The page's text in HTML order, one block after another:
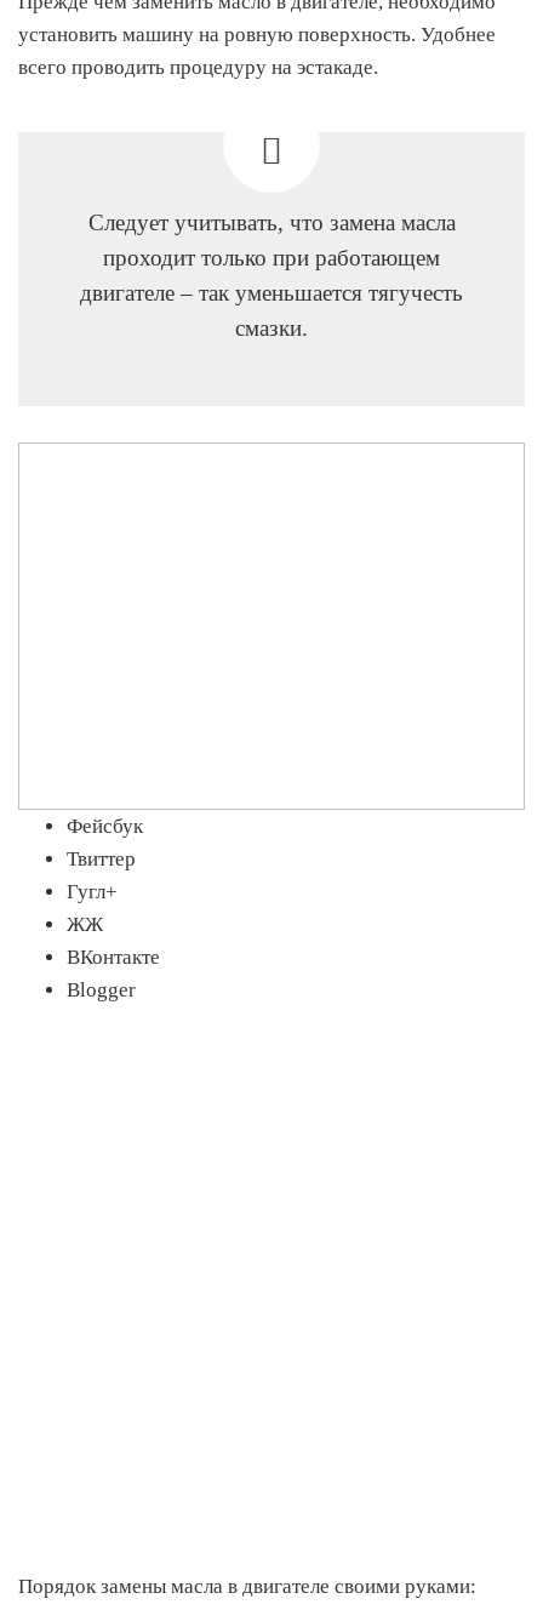
установить машину на ровную поверхность. Удобнее
всего проводить процедуру на эстакаде.
Следует учитывать, что замена масла
проходит только при работающем
двигателе – так уменьшается тягучесть
смазки.
Фейсбук
Твиттер
Гугл+
ЖЖ
ВКонтакте
Blogger
Порядок замены масла в двигателе своими руками: